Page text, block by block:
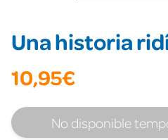
Una historia
10,95€
No disponible